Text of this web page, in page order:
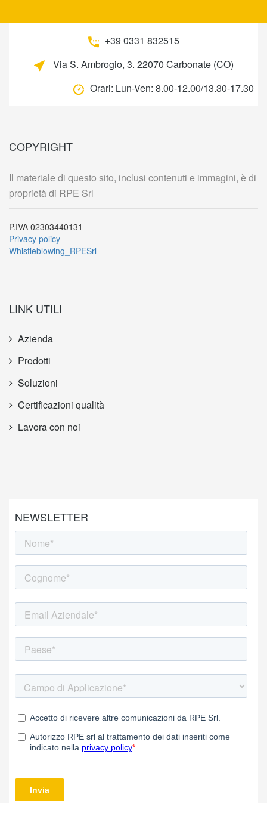
+39 0331 832515
Via S. Ambrogio, 3. 22070 Carbonate (CO)
Orari: Lun-Ven: 8.00-12.00/13.30-17.30
COPYRIGHT
Il materiale di questo sito, inclusi contenuti e immagini, è di
proprietà di RPE Srl
P.IVA 02303440131
Privacy policy
Whistleblowing_RPESrl
LINK UTILI
Azienda
Prodotti
Soluzioni
Certificazioni qualità
Lavora con noi
NEWSLETTER